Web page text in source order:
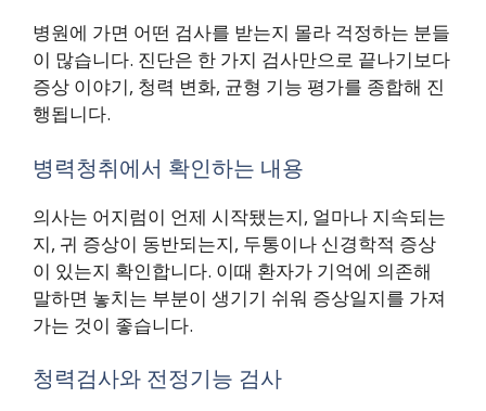
병원에 가면 어떤 검사를 받는지 몰라 걱정하는 분들
이 많습니다. 진단은 한 가지 검사만으로 끝나기보다
증상 이야기, 청력 변화, 균형 기능 평가를 종합해 진
행됩니다.
병력청취에서 확인하는 내용
의사는 어지럼이 언제 시작됐는지, 얼마나 지속되는
지, 귀 증상이 동반되는지, 두통이나 신경학적 증상
이 있는지 확인합니다. 이때 환자가 기억에 의존해
말하면 놓치는 부분이 생기기 쉬워 증상일지를 가져
가는 것이 좋습니다.
청력검사와 전정기능 검사